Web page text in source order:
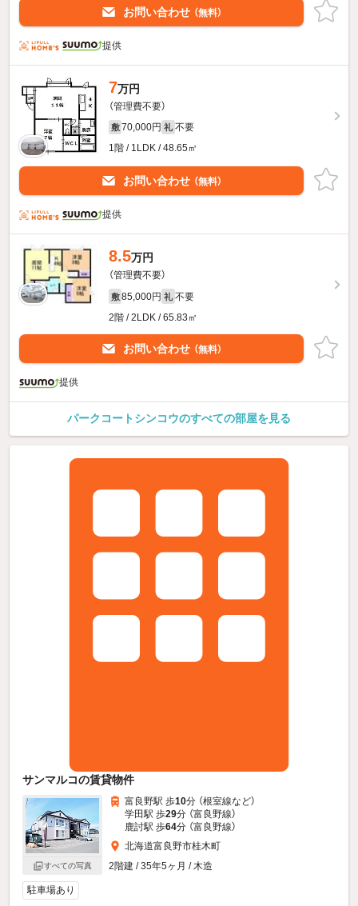
お問い合わせ （無料）
提供
7万円
（管理費不要）
敷 70,000円 礼 不要
1階 / 1LDK / 48.65㎡
お問い合わせ （無料）
提供
8.5万円
（管理費不要）
敷 85,000円 礼 不要
2階 / 2LDK / 65.83㎡
お問い合わせ （無料）
提供
パークコートシンコウのすべての部屋を見る
サンマルコの賃貸物件
すべての写真
富良野駅 歩10分 （根室線など）
学田駅 歩29分 （富良野線）
鹿討駅 歩64分 （富良野線）
北海道富良野市桂木町
2階建 / 35年5ヶ月 / 木造
駐車場あり